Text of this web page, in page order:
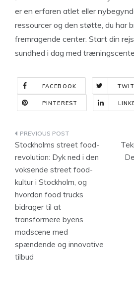
er en erfaren atlet eller
ressourcer og den støtte, du har
fremragende center. Start din
sundhed i dag med
FACEBOOK
PINTEREST
Indlægsnavigation
Stockholms street food-
revolution: Dyk ned i den
voksende street food-
kultur i Stockholm, og
hvordan food trucks
bidrager til at
transformere byens
madscene med
spændende og innovative
tilbud